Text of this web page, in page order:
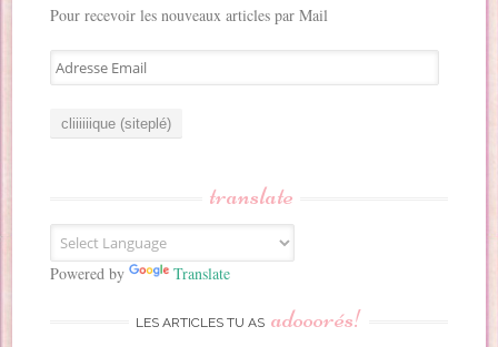
Pour recevoir les nouveaux articles par Mail
A
d
E
m
a
translate
Powered by Translate
LES ARTICLES TU AS adooorés!